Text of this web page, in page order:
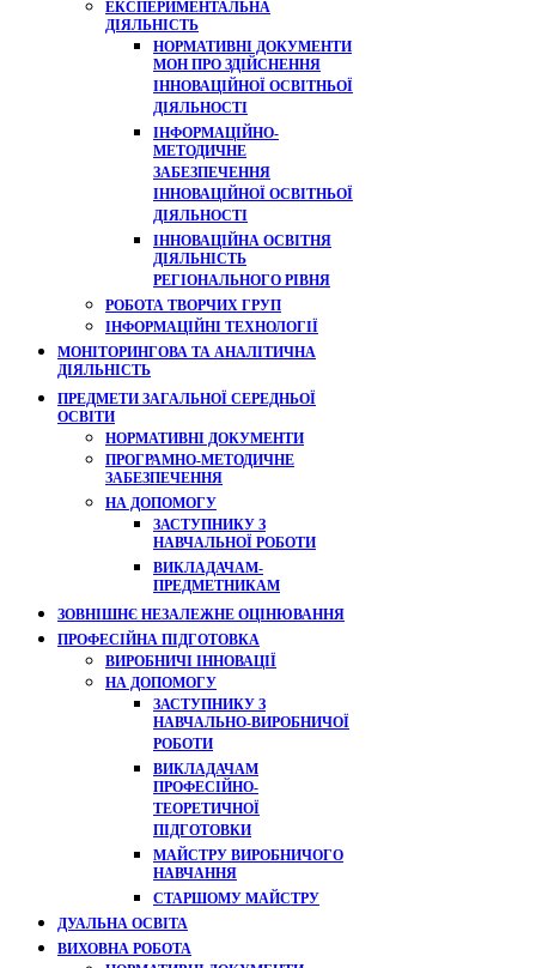
ЕКСПЕРИМЕНТАЛЬНА
ДІЯЛЬНІСТЬ
НОРМАТИВНІ ДОКУМЕНТИ
МОН ПРО ЗДІЙСНЕННЯ
ІННОВАЦІЙНОЇ ОСВІТНЬОЇ
ДІЯЛЬНОСТІ
ІНФОРМАЦІЙНО-
МЕТОДИЧНЕ
ЗАБЕЗПЕЧЕННЯ
ІННОВАЦІЙНОЇ ОСВІТНЬОЇ
ДІЯЛЬНОСТІ
ІННОВАЦІЙНА ОСВІТНЯ
ДІЯЛЬНІСТЬ
РЕГІОНАЛЬНОГО РІВНЯ
РОБОТА ТВОРЧИХ ГРУП
ІНФОРМАЦІЙНІ ТЕХНОЛОГІЇ
МОНІТОРИНГОВА ТА АНАЛІТИЧНА
ДІЯЛЬНІСТЬ
ПРЕДМЕТИ ЗАГАЛЬНОЇ СЕРЕДНЬОЇ
ОСВІТИ
НОРМАТИВНІ ДОКУМЕНТИ
ПРОГРАМНО-МЕТОДИЧНЕ
ЗАБЕЗПЕЧЕННЯ
НА ДОПОМОГУ
ЗАСТУПНИКУ З
НАВЧАЛЬНОЇ РОБОТИ
ВИКЛАДАЧАМ-
ПРЕДМЕТНИКАМ
ЗОВНІШНЄ НЕЗАЛЕЖНЕ ОЦІНЮВАННЯ
ПРОФЕСІЙНА ПІДГОТОВКА
ВИРОБНИЧІ ІННОВАЦІЇ
НА ДОПОМОГУ
ЗАСТУПНИКУ З
НАВЧАЛЬНО-ВИРОБНИЧОЇ
РОБОТИ
ВИКЛАДАЧАМ
ПРОФЕСІЙНО-
ТЕОРЕТИЧНОЇ
ПІДГОТОВКИ
МАЙСТРУ ВИРОБНИЧОГО
НАВЧАННЯ
СТАРШОМУ МАЙСТРУ
ДУАЛЬНА ОСВІТА
ВИХОВНА РОБОТА